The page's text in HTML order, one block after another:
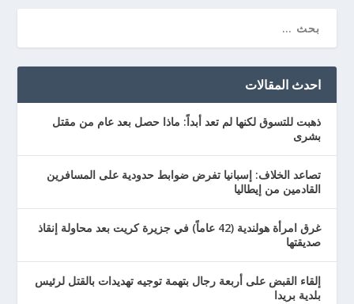
احدث المقالات
ذهبت للتسوق لكنها لم تعد أبداً: ماذا حصل بعد عام من مقتل
بشرى
تصاعد الخلاف: إسبانيا تفرض ضوابط حدودية على المسافرين
القادمين من إيطاليا
غرق امرأة هولندية (42 عاماً) في جزيرة كريت بعد محاولة إنقاذ
صديقتها
إلقاء القبض على أربعة رجال بتهمة توجيه تهديدات بالقتل لرئيس
بلدية بريدا